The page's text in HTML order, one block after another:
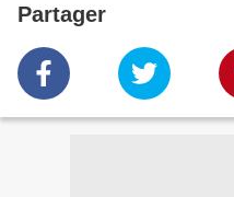
Partager